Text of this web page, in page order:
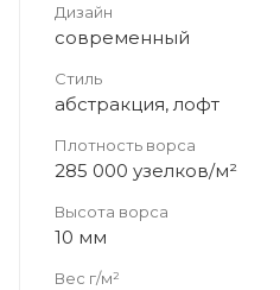
Дизайн
современный
Стиль
абстракция, лофт
Плотность ворса
285 000 узелков/м²
Высота ворса
10 мм
Вес г/м²